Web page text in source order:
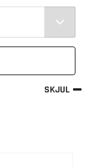
SKJUL